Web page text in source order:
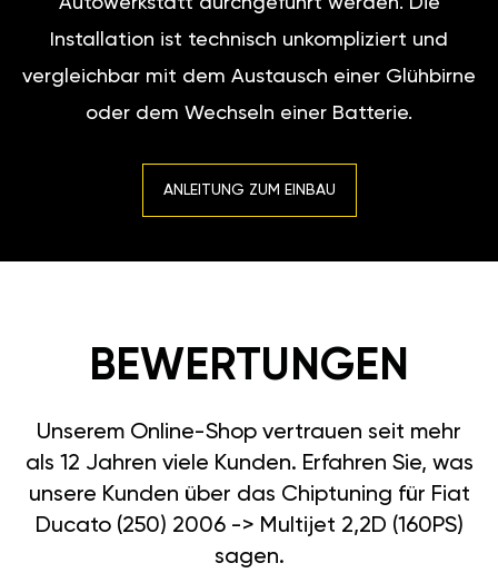
Installation ist technisch unkompliziert und
vergleichbar mit dem Austausch einer Glühbirne
oder dem Wechseln einer Batterie.
ANLEITUNG ZUM EINBAU
BEWERTUNGEN
Unserem Online-Shop vertrauen seit mehr
als 12 Jahren viele Kunden. Erfahren Sie, was
unsere Kunden über das Chiptuning für Fiat
Ducato (250) 2006 -> Multijet 2,2D (160PS)
sagen.